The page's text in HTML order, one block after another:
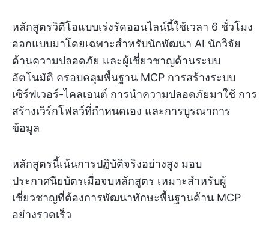
หลักสูตรวิดีโอแบบเร่งรัดออนไลน์นี้ใช้เวลา 6 ชั่วโมง
ออกแบบมาโดยเฉพาะสำหรับนักพัฒนา AI นักวิจัย
ด้านความปลอดภัย และผู้เชี่ยวชาญด้านระบบ
อัตโนมัติ ครอบคลุมพื้นฐาน MCP การสร้างระบบ
เซิร์ฟเวอร์-ไคลเอนต์ การนำความปลอดภัยมาใช้ การ
สร้างเวิร์กโฟลว์ที่กำหนดเอง และการบูรณาการ
ข้อมูล
หลักสูตรนี้เน้นการปฏิบัติจริงอย่างสูง มอบ
ประกาศนียบัตรเมื่อจบหลักสูตร เหมาะสำหรับผู้
เชี่ยวชาญที่ต้องการพัฒนาทักษะพื้นฐานด้าน MCP
อย่างรวดเร็ว